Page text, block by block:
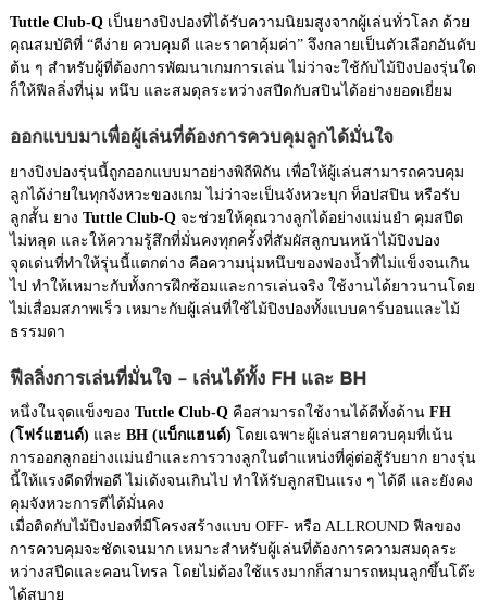
Tuttle Club-Q เป็นยางปิงปองที่ได้รับความนิยมสูงจากผู้เล่นทั่วโลก ด้วย
คุณสมบัติที่ “ตีง่าย ควบคุมดี และราคาคุ้มค่า” จึงกลายเป็นตัวเลือกอันดับ
ต้น ๆ สำหรับผู้ที่ต้องการพัฒนาเกมการเล่น ไม่ว่าจะใช้กับไม้ปิงปองรุ่นใด
ก็ให้ฟีลลิ่งที่นุ่ม หนึบ และสมดุลระหว่างสปีดกับสปินได้อย่างยอดเยี่ยม
ออกแบบมาเพื่อผู้เล่นที่ต้องการควบคุมลูกได้มั่นใจ
ยางปิงปองรุ่นนี้ถูกออกแบบมาอย่างพิถีพิถัน เพื่อให้ผู้เล่นสามารถควบคุม
ลูกได้ง่ายในทุกจังหวะของเกม ไม่ว่าจะเป็นจังหวะบุก ท็อปสปิน หรือรับ
ลูกสั้น ยาง Tuttle Club-Q จะช่วยให้คุณวางลูกได้อย่างแม่นยำ คุมสปีด
ไม่หลุด และให้ความรู้สึกที่มั่นคงทุกครั้งที่สัมผัสลูกบนหน้าไม้ปิงปอง
จุดเด่นที่ทำให้รุ่นนี้แตกต่าง คือความนุ่มหนึบของฟองน้ำที่ไม่แข็งจนเกิน
ไป ทำให้เหมาะกับทั้งการฝึกซ้อมและการเล่นจริง ใช้งานได้ยาวนานโดย
ไม่เสื่อมสภาพเร็ว เหมาะกับผู้เล่นที่ใช้ไม้ปิงปองทั้งแบบคาร์บอนและไม้
ธรรมดา
ฟีลลิ่งการเล่นที่มั่นใจ – เล่นได้ทั้ง FH และ BH
หนึ่งในจุดแข็งของ Tuttle Club-Q คือสามารถใช้งานได้ดีทั้งด้าน FH
(โฟร์แฮนด์) และ BH (แบ็กแฮนด์) โดยเฉพาะผู้เล่นสายควบคุมที่เน้น
การออกลูกอย่างแม่นยำและการวางลูกในตำแหน่งที่คู่ต่อสู้รับยาก ยางรุ่น
นี้ให้แรงดีดที่พอดี ไม่เด้งจนเกินไป ทำให้รับลูกสปินแรง ๆ ได้ดี และยังคง
คุมจังหวะการตีได้มั่นคง
เมื่อติดกับไม้ปิงปองที่มีโครงสร้างแบบ OFF- หรือ ALLROUND ฟีลของ
การควบคุมจะชัดเจนมาก เหมาะสำหรับผู้เล่นที่ต้องการความสมดุลระ
หว่างสปีดและคอนโทรล โดยไม่ต้องใช้แรงมากก็สามารถหมุนลูกขึ้นโต๊ะ
ได้สบาย